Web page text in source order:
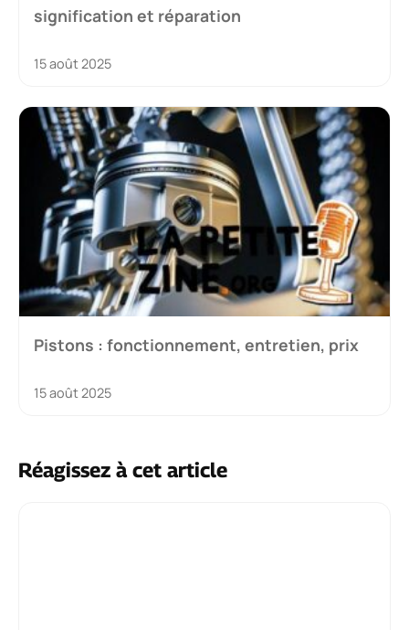
signification et réparation
15 août 2025
Pistons : fonctionnement, entretien, prix
15 août 2025
Réagissez à cet article